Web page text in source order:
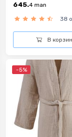
645.4 man
38
В
-5%